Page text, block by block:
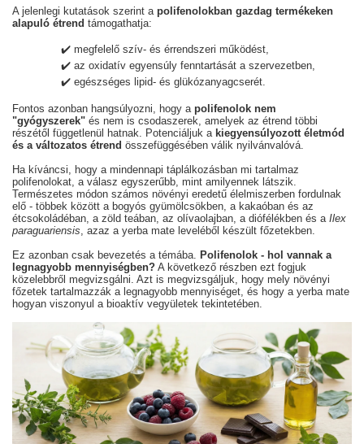
A jelenlegi kutatások szerint a polifenolokban gazdag termékeken
alapuló étrend támogathatja:
✔️ megfelelő szív- és érrendszeri működést,
✔️ az oxidatív egyensúly fenntartását a szervezetben,
✔️ egészséges lipid- és glükózanyagcserét.
Fontos azonban hangsúlyozni, hogy a polifenolok nem
"gyógyszerek" és nem is csodaszerek, amelyek az étrend többi
részétől függetlenül hatnak. Potenciáljuk a kiegyensúlyozott életmód
és a változatos étrend összefüggésében válik nyilvánvalóvá.
Ha kíváncsi, hogy a mindennapi táplálkozásban mi tartalmaz
polifenolokat, a válasz egyszerűbb, mint amilyennek látszik.
Természetes módon számos növényi eredetű élelmiszerben fordulnak
elő - többek között a bogyós gyümölcsökben, a kakaóban és az
étcsokoládéban, a zöld teában, az olívaolajban, a diófélékben és a Ilex
paraguariensis, azaz a yerba mate leveléből készült főzetekben.
Ez azonban csak bevezetés a témába. Polifenolok - hol vannak a
legnagyobb mennyiségben? A következő részben ezt fogjuk
közelebbről megvizsgálni. Azt is megvizsgáljuk, hogy mely növényi
főzetek tartalmazzák a legnagyobb mennyiséget, és hogy a yerba mate
hogyan viszonyul a bioaktív vegyületek tekintetében.